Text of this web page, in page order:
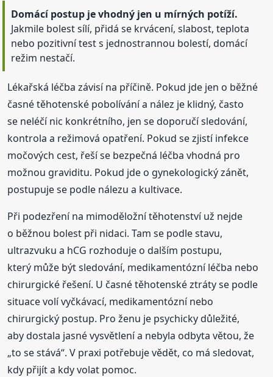
Domácí postup je vhodný jen u mírných potíží.
Jakmile bolest sílí, přidá se krvácení, slabost, teplota
nebo pozitivní test s jednostrannou bolestí, domácí
režim nestačí.
Lékařská léčba závisí na příčině. Pokud jde jen o běžné
časné těhotenské pobolívání a nález je klidný, často
se neléčí nic konkrétního, jen se doporučí sledování,
kontrola a režimová opatření. Pokud se zjistí infekce
močových cest, řeší se bezpečná léčba vhodná pro
možnou graviditu. Pokud jde o gynekologický zánět,
postupuje se podle nálezu a kultivace.
Při podezření na mimoděložní těhotenství už nejde
o běžnou bolest při nidaci. Tam se podle stavu,
ultrazvuku a hCG rozhoduje o dalším postupu,
který může být sledování, medikamentózní léčba nebo
chirurgické řešení. U časné těhotenské ztráty se podle
situace volí vyčkávací, medikamentózní nebo
chirurgický postup. Pro ženu je psychicky důležité,
aby dostala jasné vysvětlení a nebyla odbyta větou, že
„to se stává“. V praxi potřebuje vědět, co má sledovat,
kdy přijít a kdy volat pomoc.